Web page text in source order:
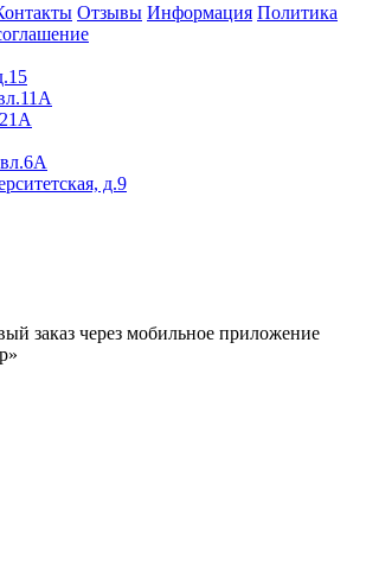
Отзывы Информация Политика
д.9
заказ через мобильное приложение